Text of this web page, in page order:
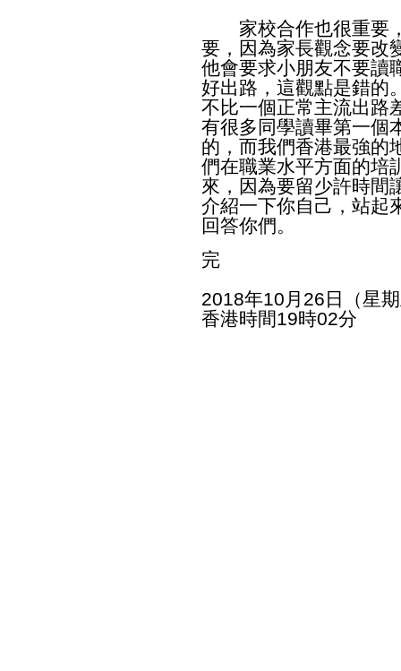
家校合作也很重要，
要，因為家長觀念要改
他會要求小朋友不要讀
好出路，這觀點是錯的
不比一個正常主流出路
有很多同學讀畢第一個
的，而我們香港最強的
們在職業水平方面的培
來，因為要留少許時間
介紹一下你自己，站起
回答你們。
完
2018年10月26日（星
香港時間19時02分